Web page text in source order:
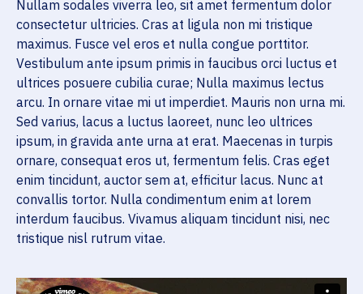
Nullam sodales viverra leo, sit amet fermentum dolor
consectetur ultricies. Cras at ligula non mi tristique
maximus. Fusce vel eros et nulla congue porttitor.
Vestibulum ante ipsum primis in faucibus orci luctus et
ultrices posuere cubilia curae; Nulla maximus lectus
arcu. In ornare vitae mi ut imperdiet. Mauris non urna mi.
Sed varius, lacus a luctus laoreet, nunc leo ultrices
ipsum, in gravida ante urna at erat. Maecenas in turpis
ornare, consequat eros ut, fermentum felis. Cras eget
enim tincidunt, auctor sem at, efficitur lacus. Nunc at
convallis tortor. Nulla condimentum enim at lorem
interdum faucibus. Vivamus aliquam tincidunt nisi, nec
tristique nisl rutrum vitae.